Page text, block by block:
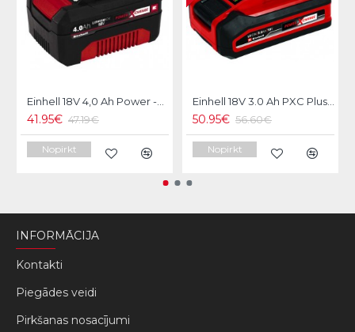
Einhell 18V 4,0 Ah Power -X-Change Akumulators
41.95€ 47.19€
Nopirkt
Einhell 18V 3.0 Ah PXC Plus Akumulators
50.95€ 56.60€
Nopirkt
INFORMĀCIJA
Kontakti
Piegādes veidi
Pirkšanas nosacījumi